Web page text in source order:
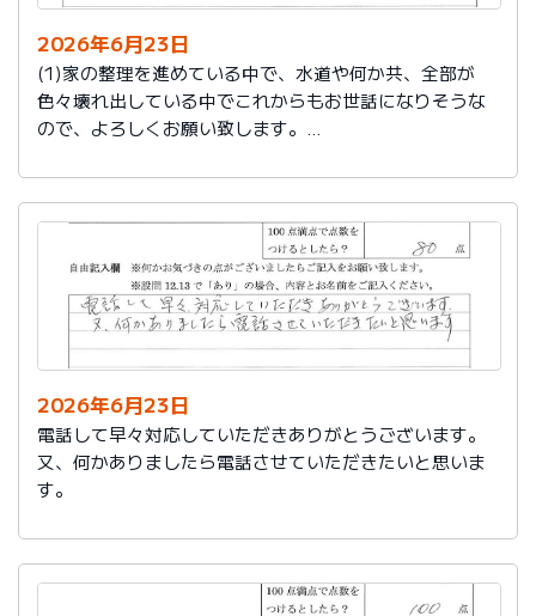
2026年6月23日
(1)家の整理を進めている中で、水道や何か共、全部が
色々壊れ出している中でこれからもお世話になりそうな
ので、よろしくお願い致します。
集長さんにもよろしく…
2026年6月23日
電話して早々対応していただきありがとうございます。
又、何かありましたら電話させていただきたいと思いま
す。